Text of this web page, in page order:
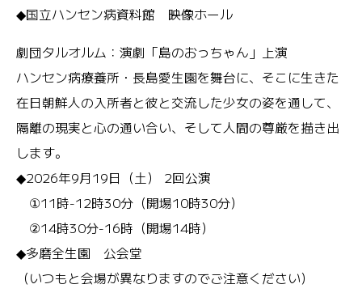
◆国立ハンセン病資料館 映像ホール
劇団タルオルム：演劇「島のおっちゃん」上演
ハンセン病療養所・長島愛生園を舞台に、そこに生きた
在日朝鮮人の入所者と彼と交流した少女の姿を通して、
隔離の現実と心の通い合い、そして人間の尊厳を描き出
します。
◆2026年9月19日（土） 2回公演
①11時-12時30分（開場10時30分）
②14時30分-16時（開場14時）
◆多磨全生園 公会堂
（いつもと会場が異なりますのでご注意ください）